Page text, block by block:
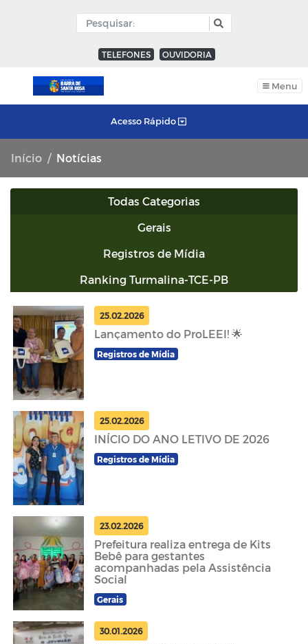
TELEFONES OUVIDORIA
Menu
Acesso Rápido
Início Notícias
Todas Categorias
Gerais
Registros de Mídia
Ranking Turmalina-TCE-PB
25.02.2026
Lançamento do ProLEEI! 🌟
Registros de Mídia
25.02.2026
INÍCIO DO ANO LETIVO DE 2026
Registros de Mídia
23.02.2026
Prefeitura realiza entrega de Kits
Bebê para gestantes
acompanhadas pela Assistência
Social
Gerais
30.01.2026